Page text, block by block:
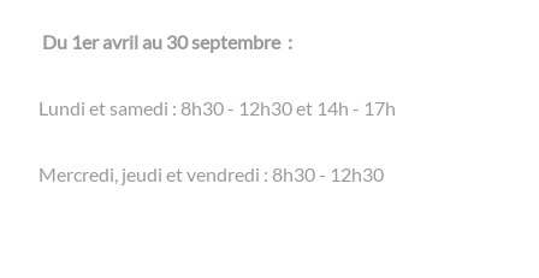
Du 1er avril au 30 septembre :
Lundi et samedi : 8h30 - 12h30 et 14h - 17h
Mercredi, jeudi et vendredi : 8h30 - 12h30